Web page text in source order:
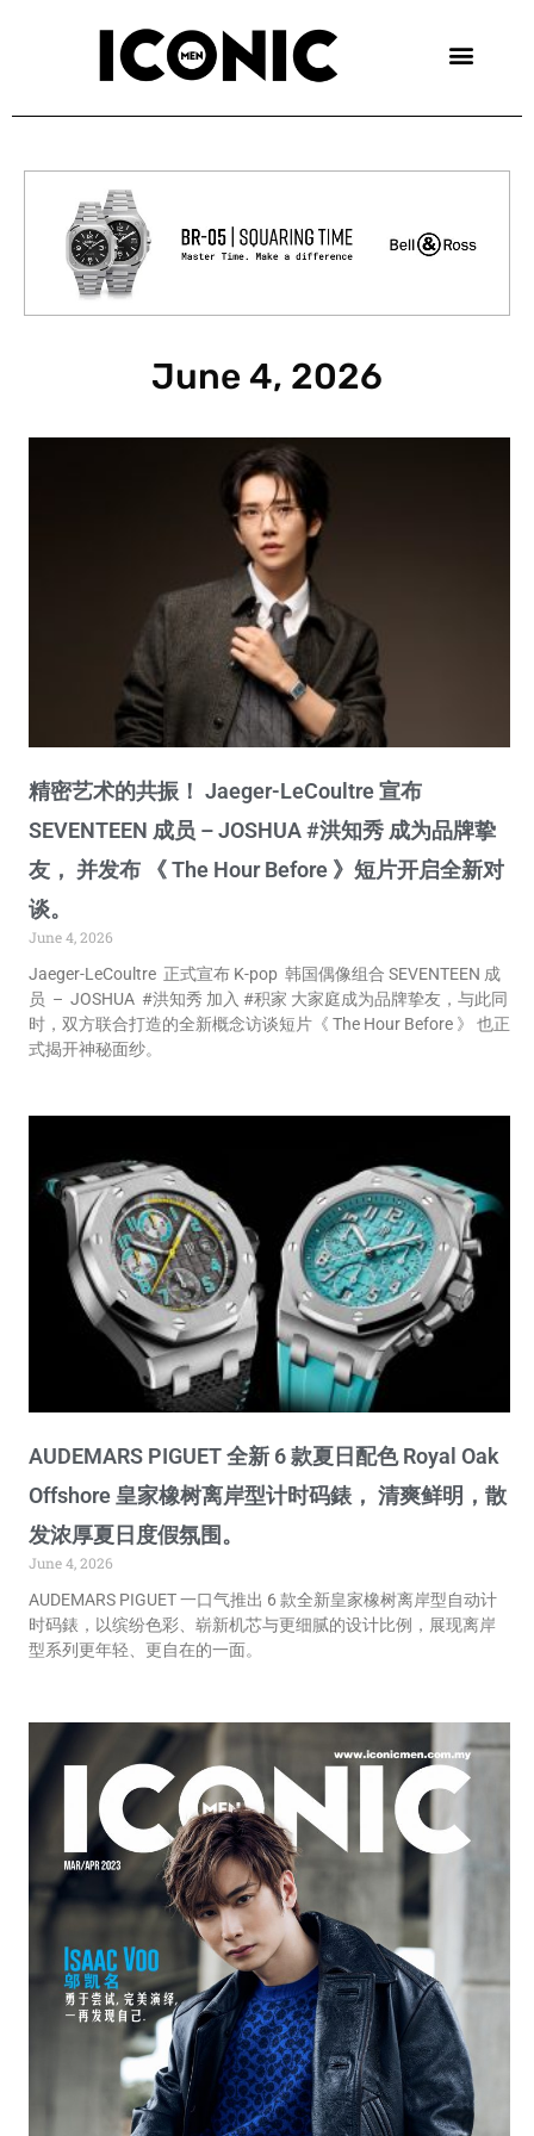
June 4, 2026
精密艺术的共振！ Jaeger-LeCoultre 宣布
SEVENTEEN 成员 – JOSHUA #洪知秀 成为品牌挚
友， 并发布 《 The Hour Before 》短片开启全新对
谈。
June 4, 2026
Jaeger-LeCoultre 正式宣布 K-pop 韩国偶像组合 SEVENTEEN 成
员 – JOSHUA #洪知秀 加入 #积家 大家庭成为品牌挚友，与此同
时，双方联合打造的全新概念访谈短片《 The Hour Before 》 也正
式揭开神秘面纱。
AUDEMARS PIGUET 全新 6 款夏日配色 Royal Oak
Offshore 皇家橡树离岸型计时码錶， 清爽鲜明，散
发浓厚夏日度假氛围。
June 4, 2026
AUDEMARS PIGUET 一口气推出 6 款全新皇家橡树离岸型自动计
时码錶，以缤纷色彩、崭新机芯与更细腻的设计比例，展现离岸
型系列更年轻、更自在的一面。